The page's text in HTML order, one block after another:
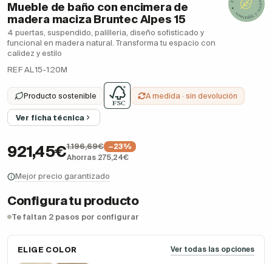
Mueble de baño con encimera de
madera maciza Bruntec Alpes 15
4 puertas, suspendido, palilleria, diseño sofisticado y
funcional en madera natural. Transforma tu espacio con
calidez y estilo
REF AL15-120M
Producto sostenible A medida · sin devolución
Ver ficha técnica
921,45€1.196,69€
−23%
Ahorras 275,24€
Mejor precio garantizado
Configura tu producto
Te faltan 2 pasos por configurar
ELIGE COLOR Ver todas las opciones